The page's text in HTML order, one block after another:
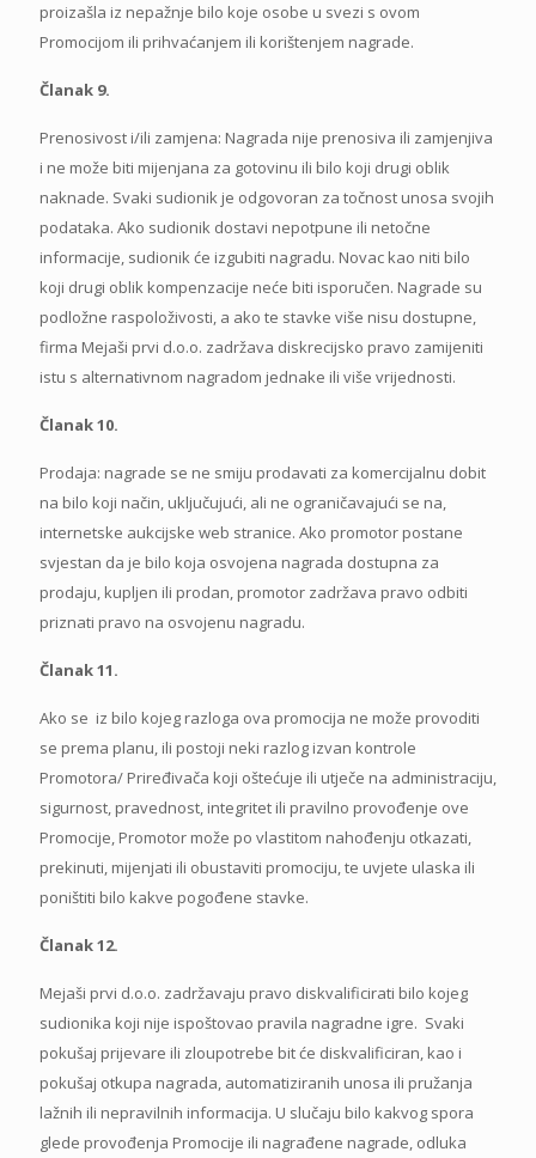
proizašla iz nepažnje bilo koje osobe u svezi s ovom
Promocijom ili prihvaćanjem ili korištenjem nagrade.
Članak 9.
Prenosivost i/ili zamjena: Nagrada nije prenosiva ili zamjenjiva
i ne može biti mijenjana za gotovinu ili bilo koji drugi oblik
naknade. Svaki sudionik je odgovoran za točnost unosa svojih
podataka. Ako sudionik dostavi nepotpune ili netočne
informacije, sudionik će izgubiti nagradu. Novac kao niti bilo
koji drugi oblik kompenzacije neće biti isporučen. Nagrade su
podložne raspoloživosti, a ako te stavke više nisu dostupne,
firma Mejaši prvi d.o.o. zadržava diskrecijsko pravo zamijeniti
istu s alternativnom nagradom jednake ili više vrijednosti.
Članak 10.
Prodaja: nagrade se ne smiju prodavati za komercijalnu dobit
na bilo koji način, uključujući, ali ne ograničavajući se na,
internetske aukcijske web stranice. Ako promotor postane
svjestan da je bilo koja osvojena nagrada dostupna za
prodaju, kupljen ili prodan, promotor zadržava pravo odbiti
priznati pravo na osvojenu nagradu.
Članak 11.
Ako se iz bilo kojeg razloga ova promocija ne može provoditi
se prema planu, ili postoji neki razlog izvan kontrole
Promotora/ Priređivača koji oštećuje ili utječe na administraciju,
sigurnost, pravednost, integritet ili pravilno provođenje ove
Promocije, Promotor može po vlastitom nahođenju otkazati,
prekinuti, mijenjati ili obustaviti promociju, te uvjete ulaska ili
poništiti bilo kakve pogođene stavke.
Članak 12.
Mejaši prvi d.o.o. zadržavaju pravo diskvalificirati bilo kojeg
sudionika koji nije ispoštovao pravila nagradne igre. Svaki
pokušaj prijevare ili zloupotrebe bit će diskvalificiran, kao i
pokušaj otkupa nagrada, automatiziranih unosa ili pružanja
lažnih ili nepravilnih informacija. U slučaju bilo kakvog spora
glede provođenja Promocije ili nagrađene nagrade, odluka